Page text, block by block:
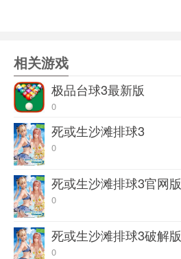
3、街头高速竞技
4、真正的飞车飘移
5、容易控制，只需倾斜你的手机
6、优美的背景音乐
7、装扮属于你的赛车
8、收集尽可能多的硬币和钻石
9、高速赛跑模式
10、驾驶技术是第一
11、在沥青道路上夺冠
相关游戏
极品台球3最新版
0
死或生沙滩排球3
0
死或生沙滩排球3官网版
0
死或生沙滩排球3破解版
0